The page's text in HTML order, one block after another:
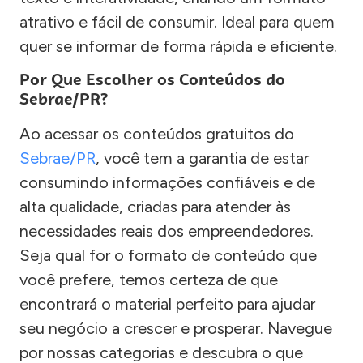
atrativo e fácil de consumir. Ideal para quem
quer se informar de forma rápida e eficiente.
Por Que Escolher os Conteúdos do
Sebrae/PR?
Ao acessar os conteúdos gratuitos do
Sebrae/PR, você tem a garantia de estar
consumindo informações confiáveis e de
alta qualidade, criadas para atender às
necessidades reais dos empreendedores.
Seja qual for o formato de conteúdo que
você prefere, temos certeza de que
encontrará o material perfeito para ajudar
seu negócio a crescer e prosperar. Navegue
por nossas categorias e descubra o que